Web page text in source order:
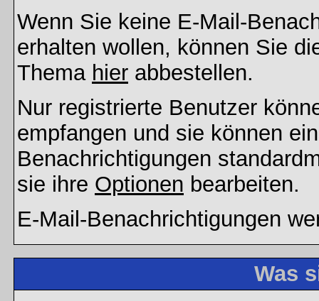
Wenn Sie keine E-Mail-
erhalten wollen, können Sie
Thema hier abbestellen.
Nur registrierte Benutzer
empfangen und sie können
Benachrichtigungen
sie ihre Optionen bearbeiten.
E-Mail-Benachrichtigungen
Was